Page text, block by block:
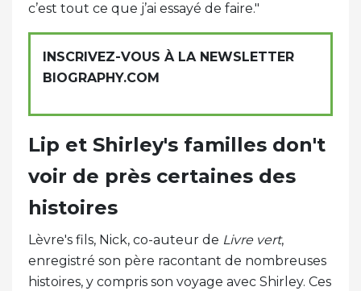
c’est tout ce que j’ai essayé de faire."
INSCRIVEZ-VOUS À LA NEWSLETTER
BIOGRAPHY.COM
Lip et Shirley's familles don't
voir de près certaines des
histoires
Lèvre's fils, Nick, co-auteur de Livre vert,
enregistré son père racontant de nombreuses
histoires, y compris son voyage avec Shirley. Ces